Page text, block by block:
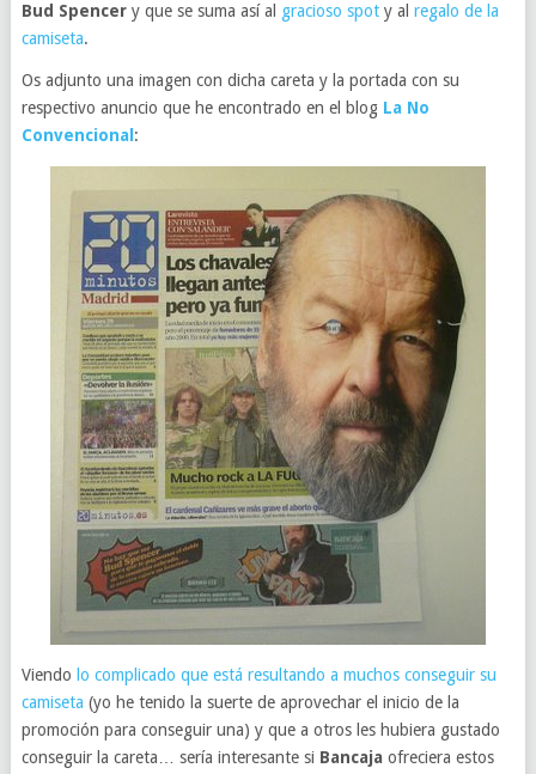
Bud Spencery que se suma así al gracioso spoty al regalo de la
camiseta.
Os adjunto una imagen con dicha careta y la portada con su
respectivo anuncio que he encontrado en el blog La No
Convencional :
Viendo lo complicado que está resultando a muchos conseguir su
camiseta (yo he tenido la suerte de aprovechar el inicio de la
promoción para conseguir una) y que a otros les hubiera gustado
conseguir la careta… sería interesante si Bancaja ofreciera estos